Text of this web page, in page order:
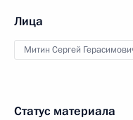
Лица
Митин Сергей
Статус материала